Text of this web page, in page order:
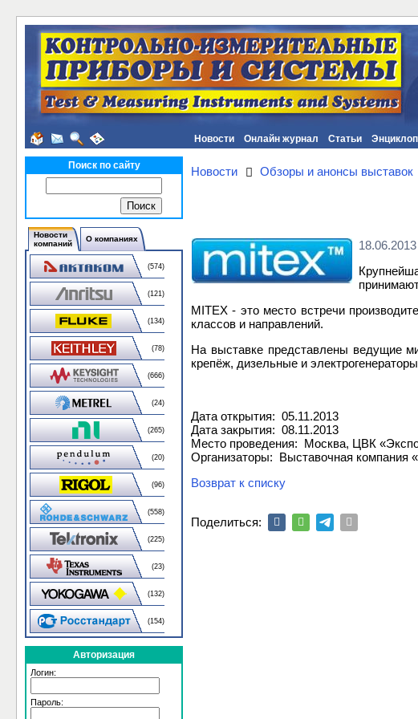
Новости Онлайн журнал Статьи
Поиск по сайту
Новости
компаний
О компаниях
(574)
(121)
(134)
(78)
(666)
(24)
(265)
(20)
(96)
(558)
(225)
(23)
(132)
(154)
Авторизация
Логин:
Пароль:
Новости Обзоры и анонсы выставок
18.06.2013
MITEX - это место встречи
классов и направлений.
На выставке представлены ведущие
крепёж, дизельные и
Дата открытия: 05.11.2013
Дата закрытия: 08.11.2013
Место проведения: Москва, ЦВК
Организаторы: Выставочная компания
Возврат к списку
Поделиться: